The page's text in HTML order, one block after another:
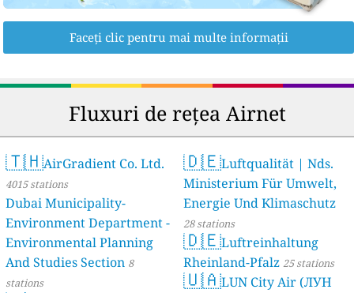
Faceți clic pentru mai multe informații
Fluxuri de rețea Airnet
🇹🇭AirGradient Co. Ltd.
4015 stations
Dubai Municipality-
Environment Department -
Environmental Planning
And Studies Section 8
stations
🇩🇪Luftqualität | Nds.
Ministerium Für Umwelt,
Energie Und Klimaschutz
28 stations
🇩🇪Luftreinhaltung
Rheinland-Pfalz 25 stations
🇺🇦LUN City Air (ЛУН